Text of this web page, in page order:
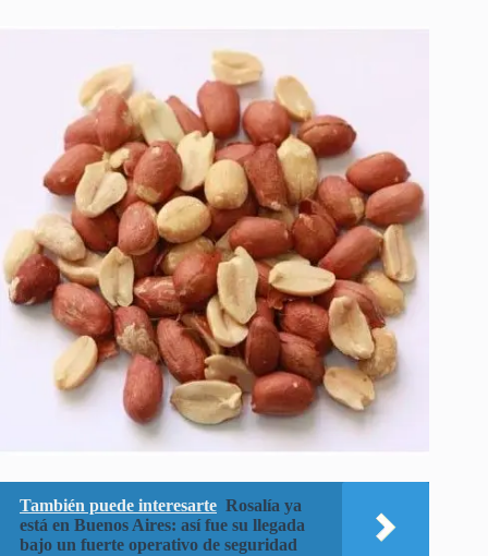
También puede interesarte Rosalía ya
está en Buenos Aires: así fue su llegada
bajo un fuerte operativo de seguridad